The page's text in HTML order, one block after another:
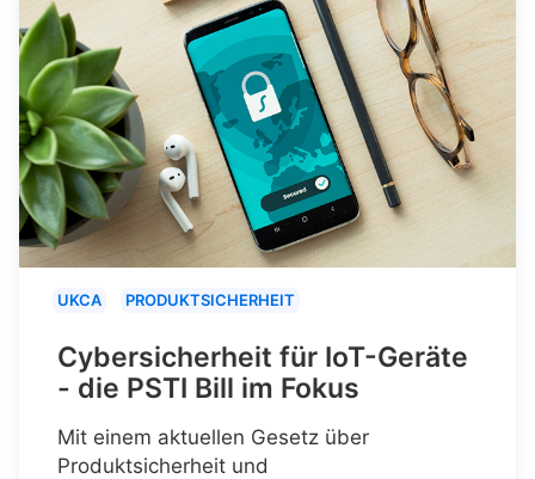
UKCA PRODUKTSICHERHEIT
Cybersicherheit für IoT-Geräte
- die PSTI Bill im Fokus
Mit einem aktuellen Gesetz über
Produktsicherheit und